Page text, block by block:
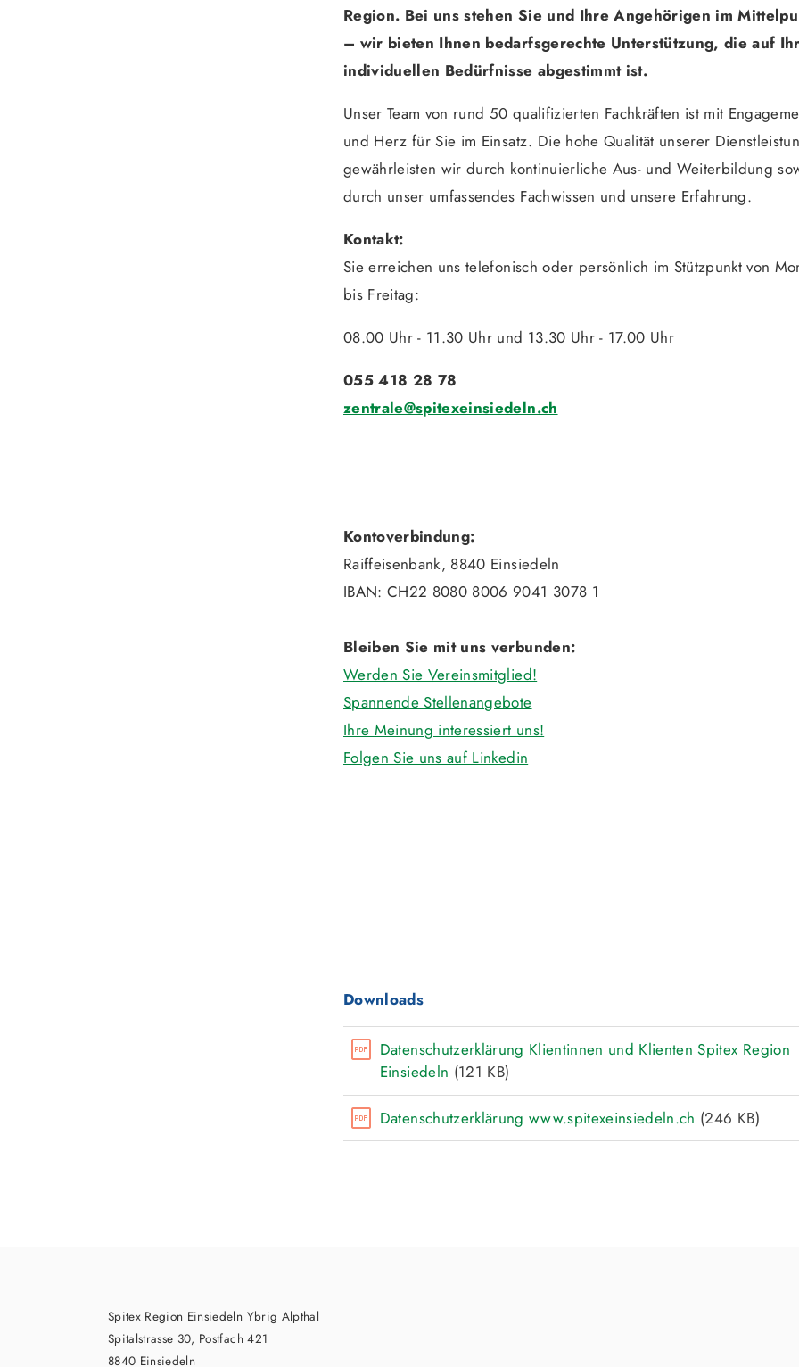
Region. Bei uns stehen Sie und Ihre Angehörigen im
– wir bieten Ihnen bedarfsgerechte Unterstützung, die auf
individuellen Bedürfnisse abgestimmt ist.
Unser Team von rund 50 qualifizierten Fachkräften ist mit
und Herz für Sie im Einsatz. Die hohe Qualität unserer
gewährleisten wir durch kontinuierliche Aus- und Weiterbildung
durch unser umfassendes Fachwissen und unsere Erfahrung.
Kontakt:
Sie erreichen uns telefonisch oder persönlich im Stützpunkt von
bis Freitag:
08.00 Uhr - 11.30 Uhr und 13.30 Uhr - 17.00 Uhr
055 418 28 78
zentrale@spitexeinsiedeln.ch
Kontoverbindung:
Raiffeisenbank, 8840 Einsiedeln
IBAN: CH22 8080 8006 9041 3078 1
Bleiben Sie mit uns verbunden:
Werden Sie Vereinsmitglied!
Spannende Stellenangebote
Ihre Meinung interessiert uns!
Folgen Sie uns auf Linkedin
Downloads
Datenschutzerklärung Klientinnen und Klienten Spitex Region
Einsiedeln (121 KB)
Datenschutzerklärung www.spitexeinsiedeln.ch (246 KB)
Spitex Region Einsiedeln Ybrig Alpthal
Spitalstrasse 30, Postfach 421
8840 Einsiedeln